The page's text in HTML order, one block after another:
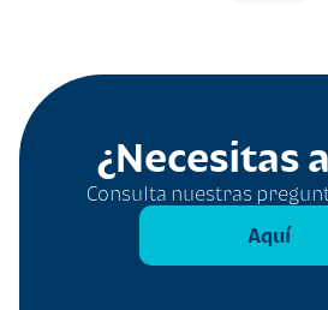
¿Necesitas
Consulta nuestras
Aquí